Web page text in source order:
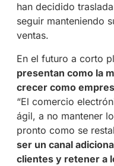
han decidido
seguir manteniendo
ventas.
En el futuro a corto
presentan como la
crecer como
“El comercio
ágil, a no mantener
pronto como se
ser un canal
clientes y retener a